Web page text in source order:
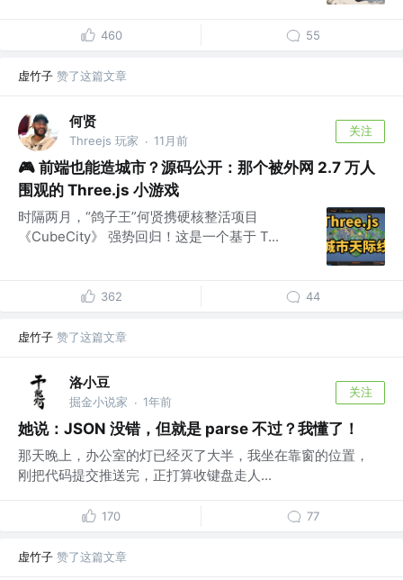
460 55
虚竹子 赞了这篇文章
何贤
Threejs 玩家 · 11月前
关注
🎮 前端也能造城市？源码公开：那个被外网 2.7 万人
围观的 Three.js 小游戏
时隔两月，“鸽子王”何贤携硬核整活项目
《CubeCity》 强势回归！这是一个基于 T...
362 44
虚竹子 赞了这篇文章
洛小豆
掘金小说家 · 1年前
关注
她说：JSON 没错，但就是 parse 不过？我懂了！
那天晚上，办公室的灯已经灭了大半，我坐在靠窗的位置，
刚把代码提交推送完，正打算收键盘走人...
170 77
虚竹子 赞了这篇文章